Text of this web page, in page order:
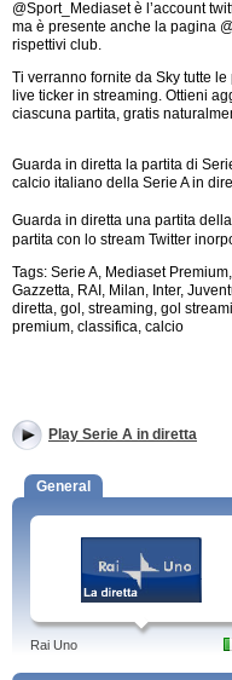
@Sport_Mediaset è l’account
ma è presente anche la pagina
rispettivi club.
Ti verranno fornite da Sky tutte
live ticker in streaming. Ottieni
ciascuna partita, gratis
Guarda in diretta la partita di
calcio italiano della Serie A in
Guarda in diretta una partita
partita con lo stream Twitter
Tags: Serie A, Mediaset
Gazzetta, RAI, Milan, Inter,
diretta, gol, streaming, gol
premium, classifica, calcio
Play Serie A in diretta
General
Rai Uno